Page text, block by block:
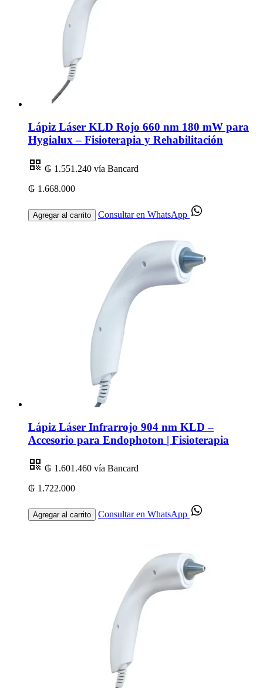
Lápiz Láser KLD Rojo 660 nm 180 mW para
Hygialux – Fisioterapia y Rehabilitación
₲ 1.551.240 vía Bancard
₲ 1.668.000
Agregar al carrito Consultar en WhatsApp
Lápiz Láser Infrarrojo 904 nm KLD –
Accesorio para Endophoton | Fisioterapia
₲ 1.601.460 vía Bancard
₲ 1.722.000
Agregar al carrito Consultar en WhatsApp